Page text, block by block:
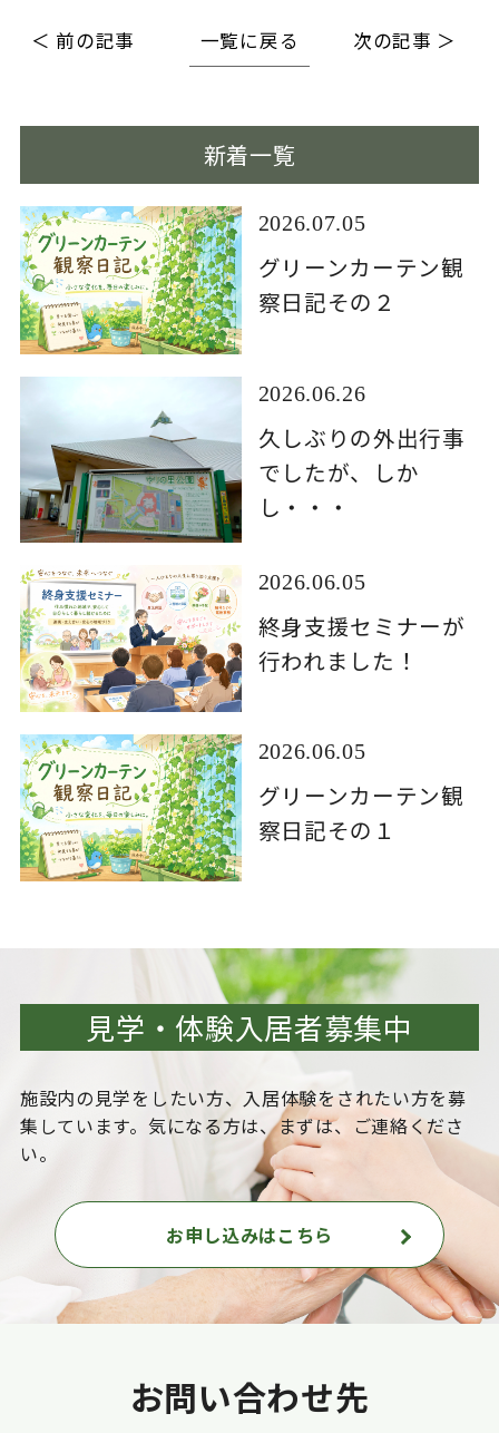
＜ 前の記事 一覧に戻る 次の記事 ＞
新着一覧
2026.07.05
グリーンカーテン観
察日記その２
2026.06.26
久しぶりの外出行事
でしたが、しか
し・・・
2026.06.05
終身支援セミナーが
行われました！
2026.06.05
グリーンカーテン観
察日記その１
見学・体験入居者募集中
施設内の見学をしたい方、入居体験をされたい方を募
集しています。気になる方は、まずは、ご連絡くださ
い。
お申し込みはこちら
お問い合わせ先